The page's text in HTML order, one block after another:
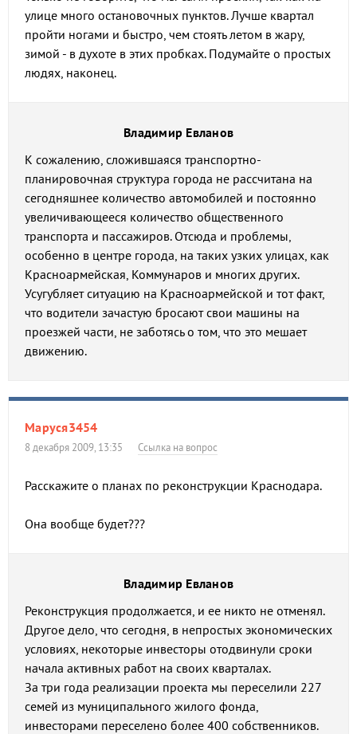
улице много остановочных пунктов. Лучше квартал
пройти ногами и быстро, чем стоять летом в жару,
зимой - в духоте в этих пробках. Подумайте о простых
людях, наконец.
Владимир Евланов
К сожалению, сложившаяся транспортно-
планировочная структура города не рассчитана на
сегодняшнее количество автомобилей и постоянно
увеличивающееся количество общественного
транспорта и пассажиров. Отсюда и проблемы,
особенно в центре города, на таких узких улицах, как
Красноармейская, Коммунаров и многих других.
Усугубляет ситуацию на Красноармейской и тот факт,
что водители зачастую бросают свои машины на
проезжей части, не заботясь о том, что это мешает
движению.
Маруся3454
8 декабря 2009, 13:35 Ссылка на вопрос
Расскажите о планах по реконструкции Краснодара.
Она вообще будет???
Владимир Евланов
Реконструкция продолжается, и ее никто не отменял.
Другое дело, что сегодня, в непростых экономических
условиях, некоторые инвесторы отодвинули сроки
начала активных работ на своих кварталах.
За три года реализации проекта мы переселили 227
семей из муниципального жилого фонда,
инвесторами переселено более 400 собственников.